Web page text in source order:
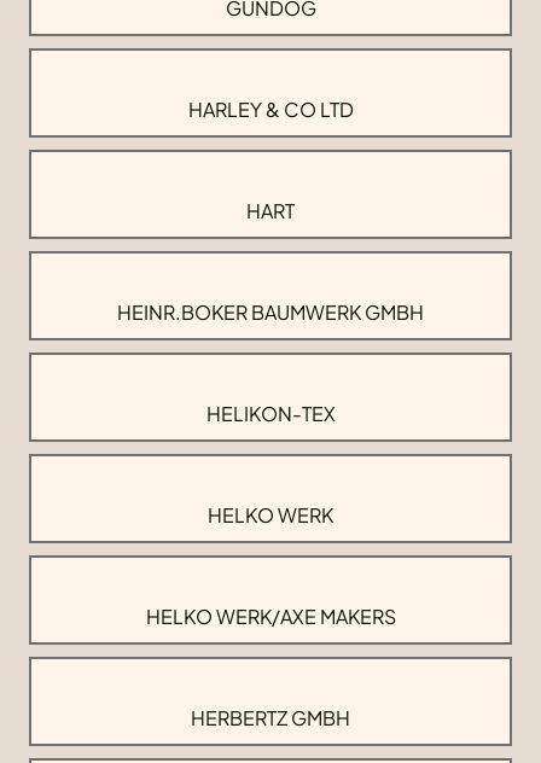
GUNDOG
HARLEY & CO LTD
HART
HEINR.BOKER BAUMWERK GMBH
HELIKON-TEX
HELKO WERK
HELKO WERK/AXE MAKERS
HERBERTZ GMBH